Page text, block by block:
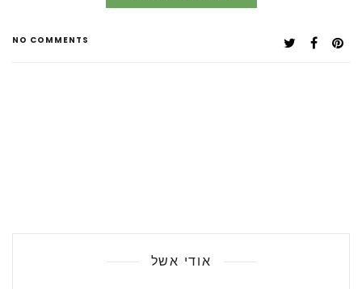
NO COMMENTS
אודי אשל